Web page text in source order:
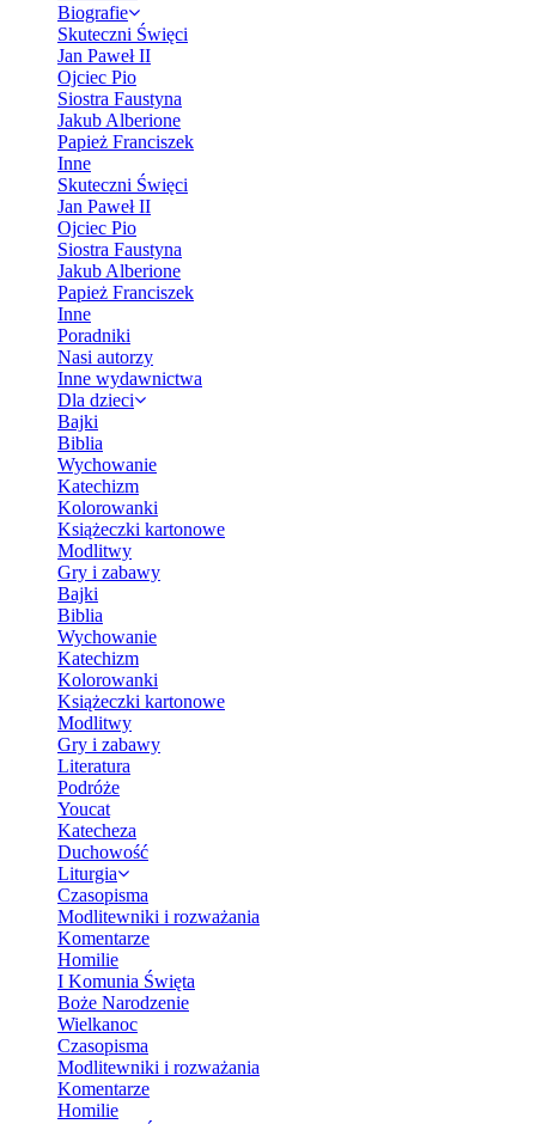
Biografie
Skuteczni Święci
Jan Paweł II
Ojciec Pio
Siostra Faustyna
Jakub Alberione
Papież Franciszek
Inne
Skuteczni Święci
Jan Paweł II
Ojciec Pio
Siostra Faustyna
Jakub Alberione
Papież Franciszek
Inne
Poradniki
Nasi autorzy
Inne wydawnictwa
Dla dzieci
Bajki
Biblia
Wychowanie
Katechizm
Kolorowanki
Książeczki kartonowe
Modlitwy
Gry i zabawy
Bajki
Biblia
Wychowanie
Katechizm
Kolorowanki
Książeczki kartonowe
Modlitwy
Gry i zabawy
Literatura
Podróże
Youcat
Katecheza
Duchowość
Liturgia
Czasopisma
Modlitewniki i rozważania
Komentarze
Homilie
I Komunia Święta
Boże Narodzenie
Wielkanoc
Czasopisma
Modlitewniki i rozważania
Komentarze
Homilie